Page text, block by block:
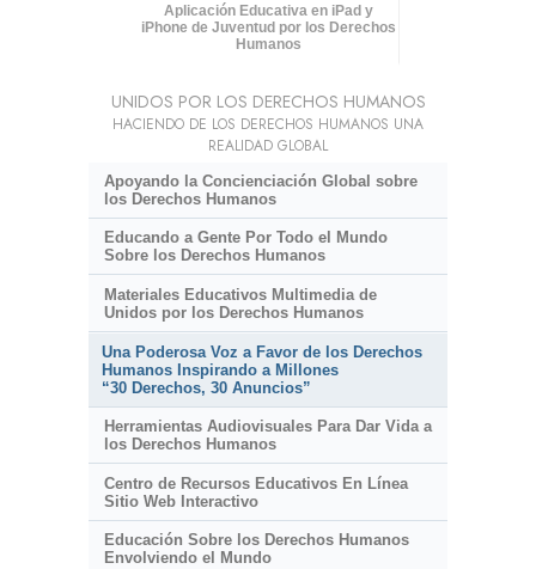
Aplicación Educativa en iPad y
iPhone de Juventud por los Derechos
Humanos
UNIDOS POR LOS DERECHOS HUMANOS
HACIENDO DE LOS DERECHOS HUMANOS UNA
REALIDAD GLOBAL
Apoyando la Concienciación Global sobre
los Derechos Humanos
Educando a Gente Por Todo el Mundo
Sobre los Derechos Humanos
Materiales Educativos Multimedia de
Unidos por los Derechos Humanos
Una Poderosa Voz a Favor de los Derechos
Humanos Inspirando a Millones
“30 Derechos, 30 Anuncios”
Herramientas Audiovisuales Para Dar Vida a
los Derechos Humanos
Centro de Recursos Educativos En Línea
Sitio Web Interactivo
Educación Sobre los Derechos Humanos
Envolviendo el Mundo